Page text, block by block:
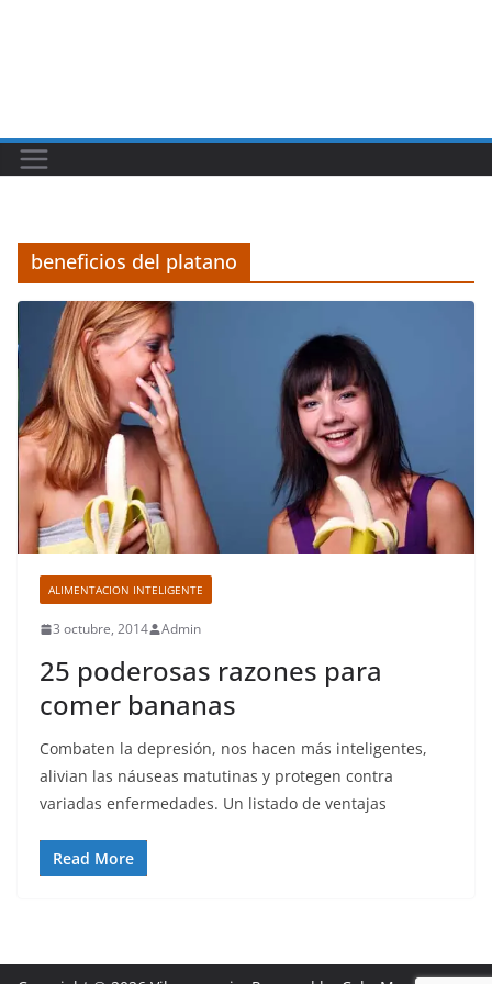
beneficios del platano
ALIMENTACION INTELIGENTE
3 octubre, 2014 Admin
25 poderosas razones para
comer bananas
Combaten la depresión, nos hacen más inteligentes,
alivian las náuseas matutinas y protegen contra
variadas enfermedades. Un listado de ventajas
Read More